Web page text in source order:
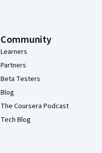
Community
Learners
Partners
Beta Testers
Blog
The Coursera Podcast
Tech Blog